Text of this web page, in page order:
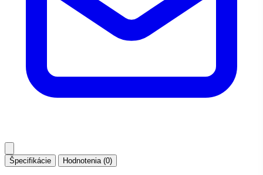
Špecifikácie Hodnotenia (0)